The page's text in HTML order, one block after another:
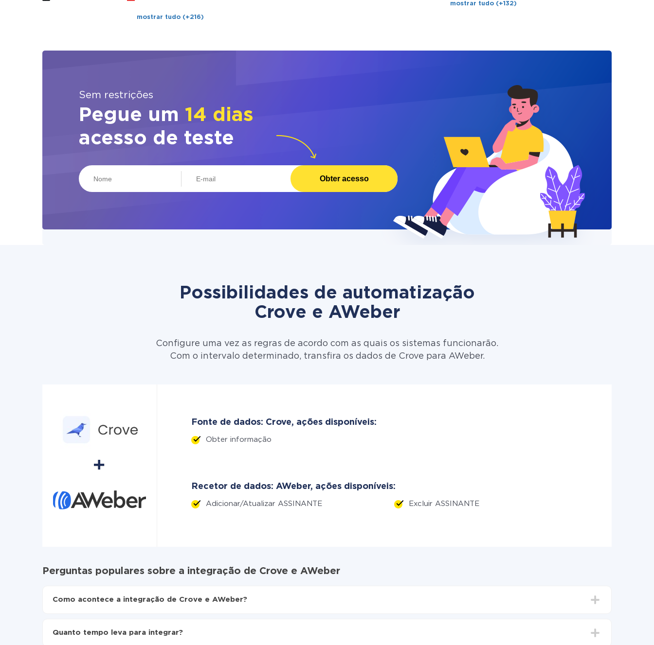
mostrar tudo (+216)
mostrar tudo (+132)
Sem restrições
Pegue um 14 dias
acesso de teste
Obter acesso
Possibilidades de automatização
Crove e AWeber
Configure uma vez as regras de acordo com as quais os sistemas funcionarão.
Com o intervalo determinado, transfira os dados de Crove para AWeber.
Fonte de dados: Crove, ações disponíveis:
Obter informação
Recetor de dados: AWeber, ações disponíveis:
Adicionar/Atualizar ASSINANTE Excluir ASSINANTE
Perguntas populares sobre a integração de Crove e AWeber
Como acontece a integração de Crove e AWeber?
Ative a atualização automática
Quanto tempo leva para integrar?